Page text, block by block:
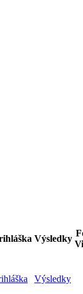
Výsledky
Výsledky